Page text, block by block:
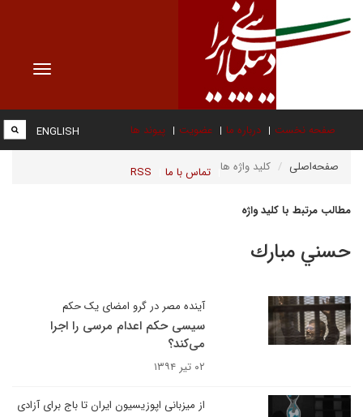
Toggle
صفحه نخست درباره ما عضویت پیوند ها
تماس با ما RSS
ENGLISH
صفحه‌اصلی کلید واژه ها
مطالب مرتبط با کلید واژه
حسني مبارك
آینده مصر در گرو امضای یک حکم
سیسی حکم اعدام مرسی را اجرا
می‌کند؟
۰۲ تیر ۱۳۹۴
از میزبانی اپوزیسیون ایران تا باج برای آزادی